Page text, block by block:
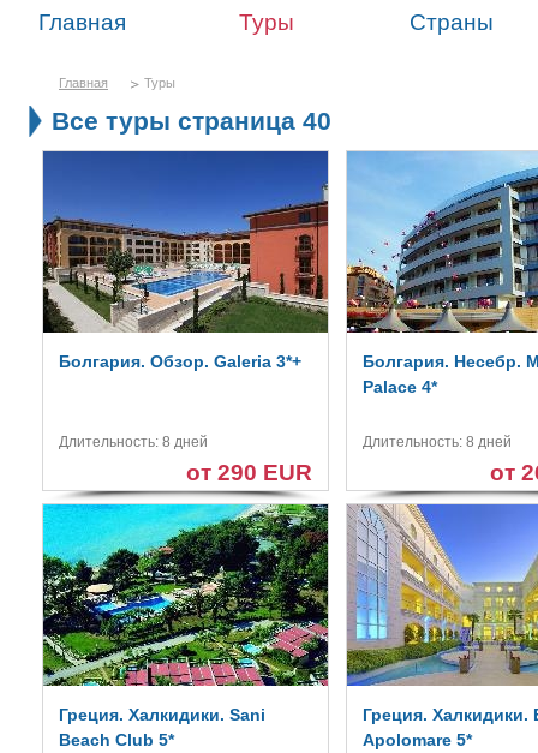
Главная Туры Страны
Главная Туры
Все туры страница 40
Болгария. Обзор. Galeria 3*+
Длительность: 8 дней
от 290 EUR
Болгария. Несебр.
Palace 4*
Длительность: 8 дней
от
Греция. Халкидики. Sani
Beach Club 5*
Греция. Халкидики.
Apolomare 5*